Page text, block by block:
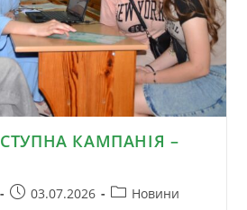
КАМПАНІЯ –
03.07.2026 Новини